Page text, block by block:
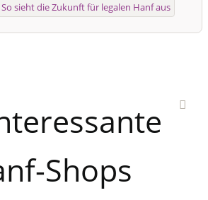
Shops
sieht die Zukunft für legalen Hanf aus